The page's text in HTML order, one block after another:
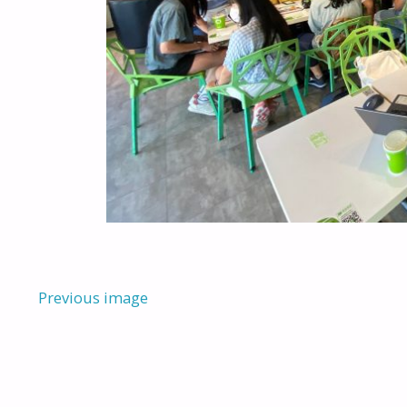
Previous image